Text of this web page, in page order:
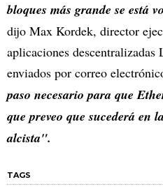
bloques más grande se está
dijo Max Kordek, director
aplicaciones
enviados por correo
paso necesario para que
que preveo que sucederá en
alcista".
TAGS